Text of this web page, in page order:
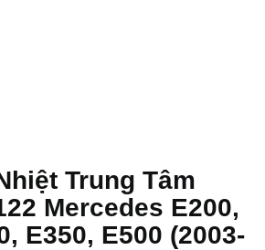
Trung Tâm
Mercedes E200,
E350, E500 (2003-